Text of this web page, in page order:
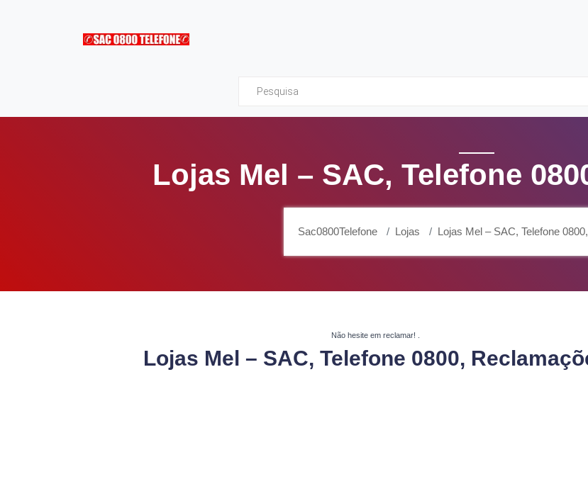
Sac0800Telefone
Lojas Mel – SAC, Telefone
Sac0800Telefone Lojas Lojas Mel – SAC, Telefone
Não hesite em reclamar!
Lojas Mel – SAC, Telefone 0800,